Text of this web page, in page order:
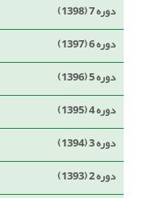
دوره 7 (1398)
دوره 6 (1397)
دوره 5 (1396)
دوره 4 (1395)
دوره 3 (1394)
دوره 2 (1393)